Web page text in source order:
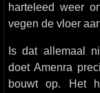
harteleed weer
vegen de vloer
Is dat allemaal
doet Amenra
bouwt op. Het